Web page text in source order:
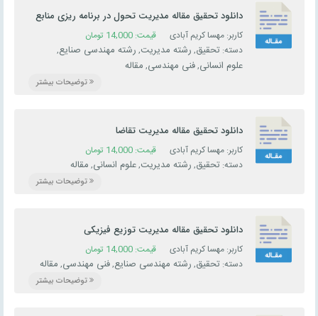
دانلود تحقیق مقاله مديريت تحول در برنامه ريزی منابع
سازمان
کاربر: مهسا کریم آبادی قیمت: 14,000 تومان
دسته: تحقیق, رشته مدیریت, رشته مهندسی صنایع,
علوم انسانی,فنی مهندسی, مقاله
توضیحات بیشتر
دانلود تحقیق مقاله مديريت تقاضا
کاربر: مهسا کریم آبادی قیمت: 14,000 تومان
دسته: تحقیق, رشته مدیریت,علوم انسانی, مقاله
توضیحات بیشتر
دانلود تحقیق مقاله مديريت توزيع فيزيكی
کاربر: مهسا کریم آبادی قیمت: 14,000 تومان
دسته: تحقیق, رشته مهندسی صنایع,فنی مهندسی, مقاله
توضیحات بیشتر